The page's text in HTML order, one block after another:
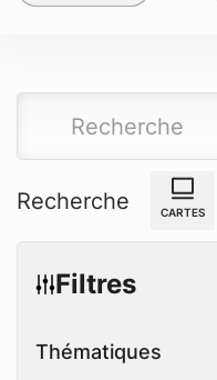
Recherche CARTES
Filtres
Thématiques